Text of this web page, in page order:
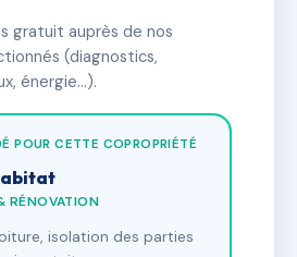
gratuit auprès de nos
(diagnostics,
énergie…).
POUR CETTE COPROPRIÉTÉ
RÉNOVATION
isolation des parties